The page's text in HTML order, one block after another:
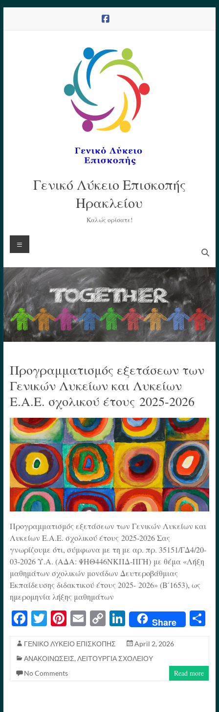
Γενικό Λύκειο Επισκοπής
Ηρακλείου
Καλώς ορίσατε!
Menu
Προγραμματισμός εξετάσεων των
Γενικών Λυκείων και Λυκείων
Ε.Α.Ε. σχολικού έτους 2025-2026
Προγραμματισμός εξετάσεων των Γενικών Λυκείων και
Λυκείων Ε.Α.Ε. σχολικού έτους 2025-2026 Σας
γνωρίζουμε ότι, σύμφωνα με τη με αρ. πρ. 35151/ΓΔ4/20-
03-2026 Υ.Α. (ΑΔΑ: ΨΗΘ446ΝΚΠΔ-ΠΓΗ) με θέμα «Λήξη
μαθημάτων σχολικών μονάδων Δευτεροβάθμιας
Εκπαίδευσης διδακτικού έτους 2025- 2026» (Β ́1653), ως
ημερομηνία λήξης μαθημάτων
Fa
bo
ok
T
tte
r
Pi
er
es
t
E
ail
C
y
Li
Li
nk
ed
In
Share S
ΓΕΝΙΚΟ ΛΥΚΕΙΟ ΕΠΙΣΚΟΠΗΣ
April 2, 2026
ΑΝΑΚΟΙΝΩΣΕΙΣ, ΛΕΙΤΟΥΡΓΙΑ ΣΧΟΛΕΙΟΥ
No Comments
Read more